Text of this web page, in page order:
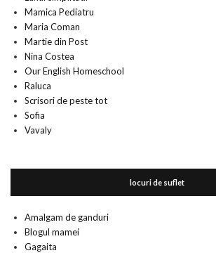
Mamica Pediatru
Maria Coman
Martie din Post
Nina Costea
Our English Homeschool
Raluca
Scrisori de peste tot
Sofia
Vavaly
locuri de suflet
Amalgam de ganduri
Blogul mamei
Gagaita